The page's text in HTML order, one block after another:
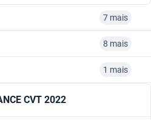
7 mais
8 mais
R$ 71.499
1 mais
Manual
CVT 2022